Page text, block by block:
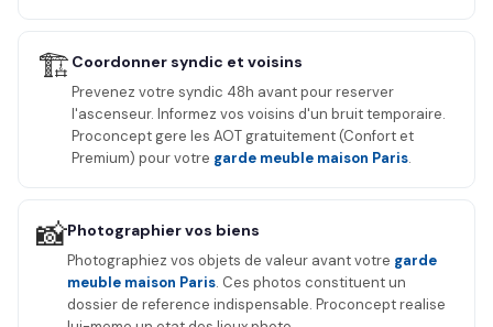
🏗️ Coordonner syndic et voisins
Prevenez votre syndic 48h avant pour reserver
l'ascenseur. Informez vos voisins d'un bruit temporaire.
Proconcept gere les AOT gratuitement (Confort et
Premium) pour votre garde meuble maison Paris.
📸Photographier vos biens
Photographiez vos objets de valeur avant votre garde
meuble maison Paris. Ces photos constituent un
dossier de reference indispensable. Proconcept realise